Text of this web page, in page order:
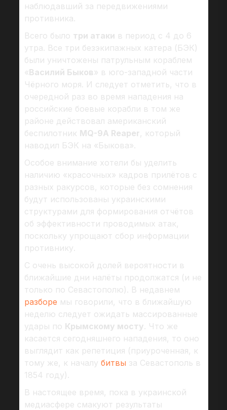
наблюдавший за передвижениями
противника.
Всего было три атаки в период с 4 до 6
утра. Все три безэкипажных катера (БЭК)
были уничтожены патрульным кораблем
«Василий Быков» в юго-западной части
Чёрного моря. И следует отметить, что в
очередной раз во время нападения на
российские боевые корабли в том же
районе действовал американский
беспилотник MQ-9A Reaper, который
наводил БЭК на «Быкова».
Особое внимание хотели бы уделить
наличию «красочных» кадров прилётов с
разных ракурсов, которые без сомнения
будут использованы украинскими
структурами для формирования отчётов
об эффективности проводимых атак,
поскольку упрощают сбор информации
противнику.
С очень высокой долей вероятности в
ближайшие дни налёты продолжатся (и не
только по Севастополю). В недавнем
разборе мы говорили, что в ближайшую
неделю следует ожидать массированные
удары по Крымскому мосту. Что же
касается сегодняшнего нападения, то оно
выглядит как репетиция (приуроченная, к
тому же, к началу битвы за Севастополь в
1854 году).
В настоящее время, пока в украинской
медиасфере смакуют результаты